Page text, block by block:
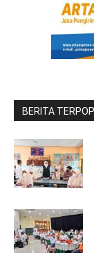
BERITA